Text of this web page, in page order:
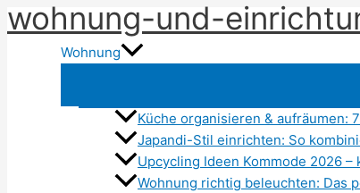
Zum
Inhalt
springen
wohnung-und-
Wohnung
Küche organisieren & aufräumen:
Japandi-Stil einrichten: So
Upcycling Ideen Kommode 2026
Wohnung richtig beleuchten: Das